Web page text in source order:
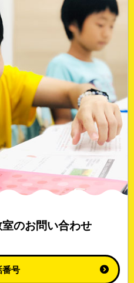
のお問い合わせ
番号